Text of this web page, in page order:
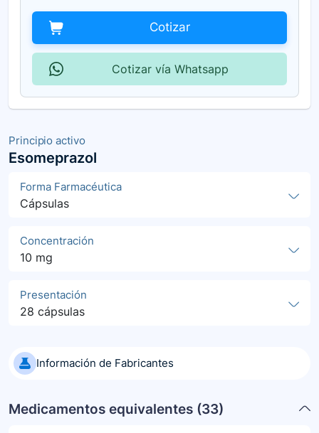
Principio activo
Esomeprazol
Forma Farmacéutica
Cápsulas
Concentración
10 mg
Presentación
28 cápsulas
Información de Fabricantes
Medicamentos equivalentes (33)
Cotizar
Cotizar vía Whatsapp